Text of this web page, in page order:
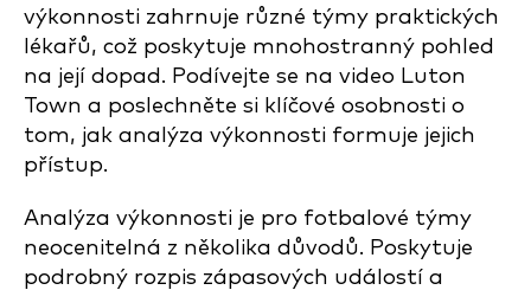
výkonnosti zahrnuje různé týmy praktických
lékařů, což poskytuje mnohostranný pohled
na její dopad. Podívejte se na video Luton
Town a poslechněte si klíčové osobnosti o
tom, jak analýza výkonnosti formuje jejich
přístup.
Analýza výkonnosti je pro fotbalové týmy
neocenitelná z několika důvodů. Poskytuje
podrobný rozpis zápasových událostí a